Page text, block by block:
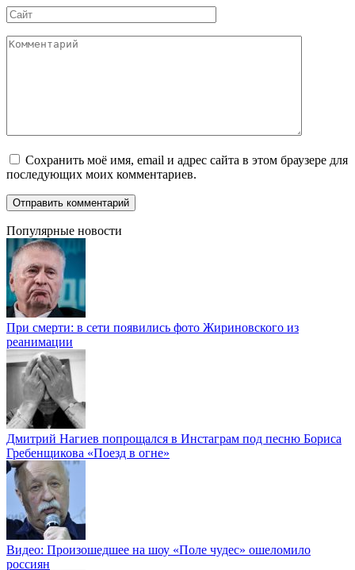
Сайт
Комментарий
Сохранить моё имя, email и адрес сайта в этом браузере для
последующих моих комментариев.
Популярные новости
При смерти: в сети появились фото Жириновского из
реанимации
Дмитрий Нагиев попрощался в Инстаграм под песню Бориса
Гребенщикова «Поезд в огне»
Видео: Произошедшее на шоу «Поле чудес» ошеломило
россиян